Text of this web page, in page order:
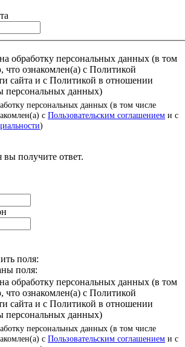
обработку персональных данных (в том
что ознакомлен(а) с Политикой
сайта и с Политикой в отношении
персональных данных)
персональных данных (в том числе
с Пользовательским соглашением и с
)
получите ответ.
поля:
поля:
обработку персональных данных (в том
что ознакомлен(а) с Политикой
сайта и с Политикой в отношении
персональных данных)
персональных данных (в том числе
с Пользовательским соглашением и с